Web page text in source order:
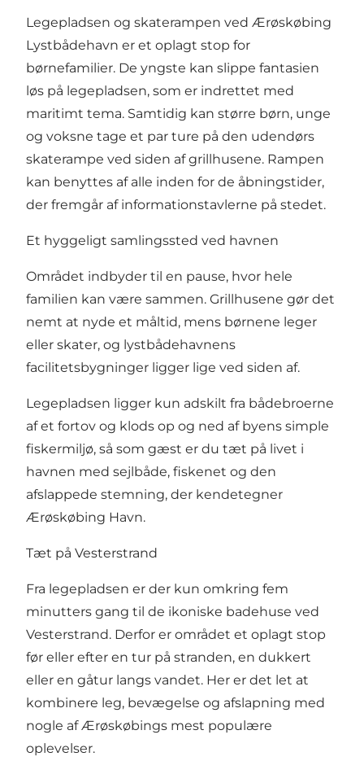
Legepladsen og skaterampen ved Ærøskøbing
Lystbådehavn er et oplagt stop for
børnefamilier. De yngste kan slippe fantasien
løs på legepladsen, som er indrettet med
maritimt tema. Samtidig kan større børn, unge
og voksne tage et par ture på den udendørs
skaterampe ved siden af grillhusene. Rampen
kan benyttes af alle inden for de åbningstider,
der fremgår af informationstavlerne på stedet.
Et hyggeligt samlingssted ved havnen
Området indbyder til en pause, hvor hele
familien kan være sammen. Grillhusene gør det
nemt at nyde et måltid, mens børnene leger
eller skater, og lystbådehavnens
facilitetsbygninger ligger lige ved siden af.
Legepladsen ligger kun adskilt fra bådebroerne
af et fortov og klods op og ned af byens simple
fiskermiljø, så som gæst er du tæt på livet i
havnen med sejlbåde, fiskenet og den
afslappede stemning, der kendetegner
Ærøskøbing Havn.
Tæt på Vesterstrand
Fra legepladsen er der kun omkring fem
minutters gang til de ikoniske badehuse ved
Vesterstrand. Derfor er området et oplagt stop
før eller efter en tur på stranden, en dukkert
eller en gåtur langs vandet. Her er det let at
kombinere leg, bevægelse og afslapning med
nogle af Ærøskøbings mest populære
oplevelser.